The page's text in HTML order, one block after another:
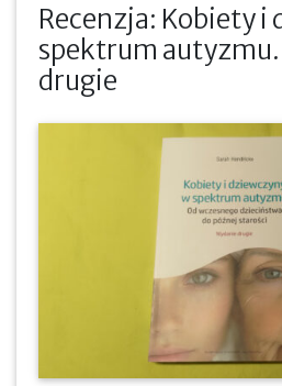
Recenzja: Kobiety i
spektrum
drugie